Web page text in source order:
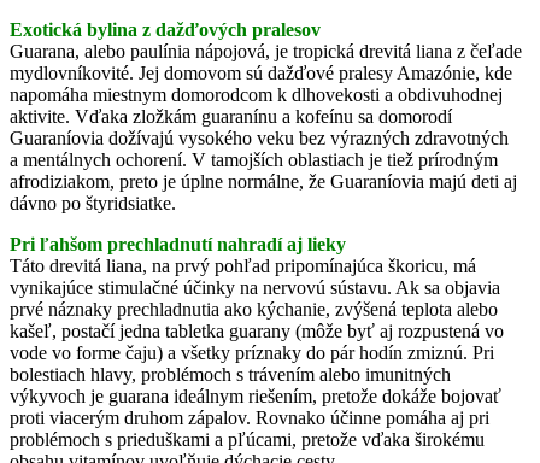
Exotická bylina z dažďových pralesov
Guarana, alebo paulínia nápojová, je tropická drevitá liana z čeľade
mydlovníkovité. Jej domovom sú dažďové pralesy Amazónie, kde
napomáha miestnym domorodcom k dlhovekosti a obdivuhodnej
aktivite. Vďaka zložkám guaranínu a kofeínu sa domorodí
Guaraníovia dožívajú vysokého veku bez výrazných zdravotných
a mentálnych ochorení. V tamojších oblastiach je tiež prírodným
afrodiziakom, preto je úplne normálne, že Guaraníovia majú deti aj
dávno po štyridsiatke.
Pri ľahšom prechladnutí nahradí aj lieky
Táto drevitá liana, na prvý pohľad pripomínajúca škoricu, má
vynikajúce stimulačné účinky na nervovú sústavu. Ak sa objavia
prvé náznaky prechladnutia ako kýchanie, zvýšená teplota alebo
kašeľ, postačí jedna tabletka guarany (môže byť aj rozpustená vo
vode vo forme čaju) a všetky príznaky do pár hodín zmiznú. Pri
bolestiach hlavy, problémoch s trávením alebo imunitných
výkyvoch je guarana ideálnym riešením, pretože dokáže bojovať
proti viacerým druhom zápalov. Rovnako účinne pomáha aj pri
problémoch s prieduškami a pľúcami, pretože vďaka širokému